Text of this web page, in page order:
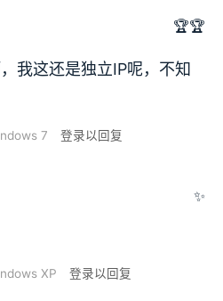
🏆🏆
我这还是独立IP呢，不知
7 登录以回复
✨
XP 登录以回复